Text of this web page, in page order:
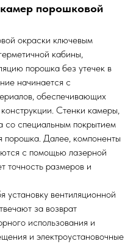
порошковой
окраски ключевым
кабины,
порошка без утечек в
начинается с
обеспечивающих
Стенки камеры,
со специальным покрытием
порошка. Далее, компоненты
с помощью лазерной
точность размеров и
установку вентиляционной
за возврат
использования и
и электроустановочные